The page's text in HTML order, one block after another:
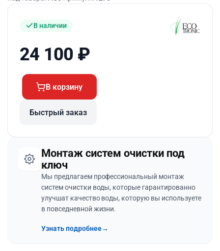
В наличии
24 100 ₽
В корзину
Быстрый заказ
Монтаж систем очистки под
ключ
Мы предлагаем профессиональный монтаж
систем очистки воды, которые гарантированно
улучшат качество воды, которую вы используете
в повседневной жизни.
Узнать подробнее→